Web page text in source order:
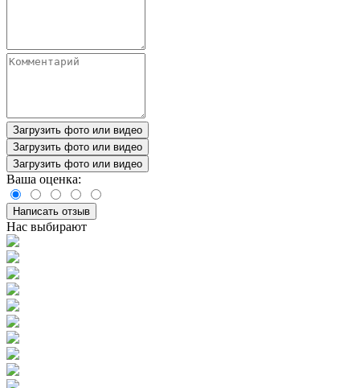
Загрузить фото или видео
Загрузить фото или видео
Загрузить фото или видео
Ваша оценка:
Написать отзыв
Нас выбирают